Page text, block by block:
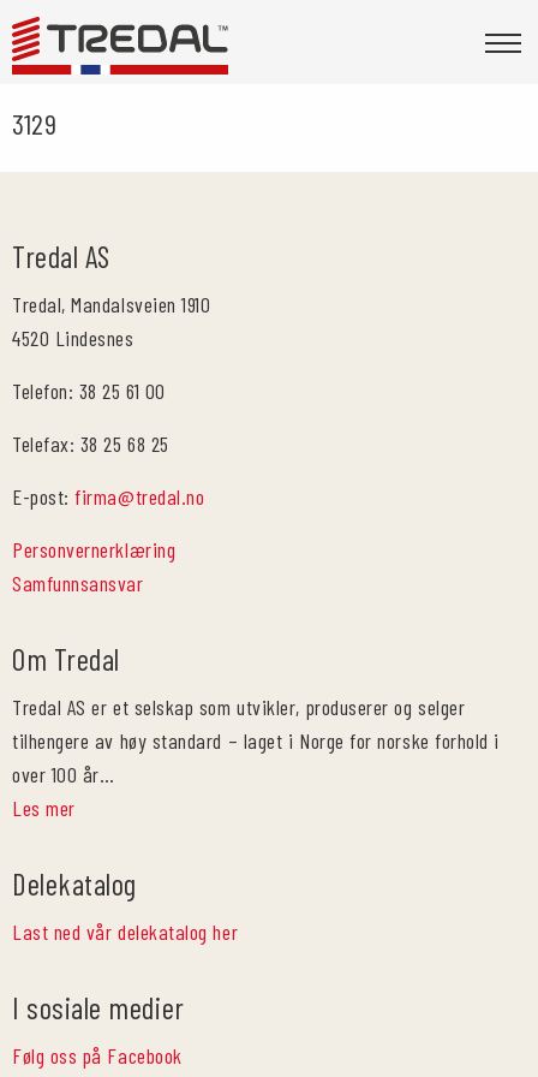
3129
Tredal AS
Tredal, Mandalsveien 1910
4520 Lindesnes
Telefon: 38 25 61 00
Telefax: 38 25 68 25
E-post:firma@tredal.no
Personvernerklæring
Samfunnsansvar
Om Tredal
Tredal AS er et selskap som utvikler, produserer og selger
tilhengere av høy standard – laget i Norge for norske forhold i
over 100 år…
Les mer
Delekatalog
Last ned vår delekatalog her
I sosiale medier
Følg oss på Facebook